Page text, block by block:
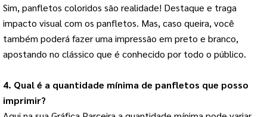
Sim, panfletos coloridos são realidade! Destaque e traga
impacto visual com os panfletos. Mas, caso queira, você
também poderá fazer uma impressão em preto e branco,
apostando no clássico que é conhecido por todo o público.
4. Qual é a quantidade mínima de panfletos que posso
imprimir?